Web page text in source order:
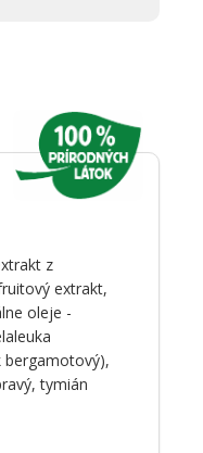
z
extrakt,
oleje -
bergamotový),
tymián